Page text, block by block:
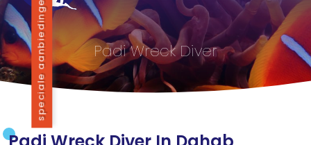
Padi Wreck Diver
speciale aanbiedingen